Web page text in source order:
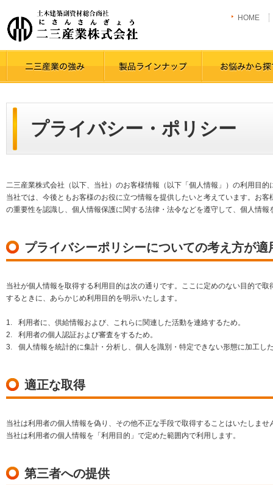
HOME
プライバシー・ポリシー
二三産業株式会社（以下、当社）のお客様情報（以下「個人情報」）の利用目的
当社では、今後ともお客様のお役に立つ情報を提供したいと考えています。お
の重要性を認識し、個人情報保護に関する法律・法令などを遵守して、個人情報
プライバシーポリシーについての考え方が適
当社が個人情報を取得する利用目的は次の通りです。ここに定めのない目的で
するときに、あらかじめ利用目的を明示いたします。
1.
利用者に、供給情報および、これらに関連した活動を連絡するため。
2.
利用者の個人認証および審査をするため。
3.
個人情報を統計的に集計・分析し、個人を識別・特定できない形態に加工し
適正な取得
当社は利用者の個人情報を偽り、その他不正な手段で取得することはいたしませ
当社は利用者の個人情報を「利用目的」で定めた範囲内で利用します。
第三者への提供